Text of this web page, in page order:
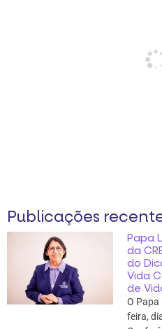
Publicações
Papa
da
do
Vida
de
O Papa
feira,